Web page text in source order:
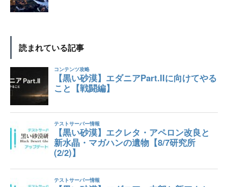
読まれている記事